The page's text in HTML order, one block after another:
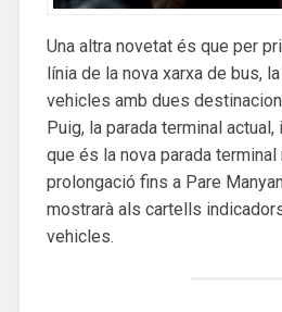
Una altra novetat és que per
línia de la nova xarxa de bus, la
vehicles amb dues
Puig, la parada terminal
que és la nova parada
prolongació fins a Pare
mostrarà als cartells
vehicles.